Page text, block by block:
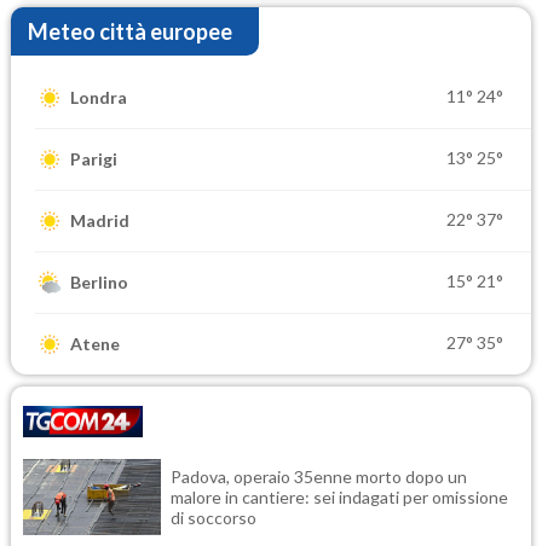
Meteo città europee
Londra 11° 24°
Parigi 13° 25°
Madrid 22° 37°
Berlino 15° 21°
Atene 27° 35°
Padova, operaio 35enne morto dopo un
malore in cantiere: sei indagati per omissione
di soccorso